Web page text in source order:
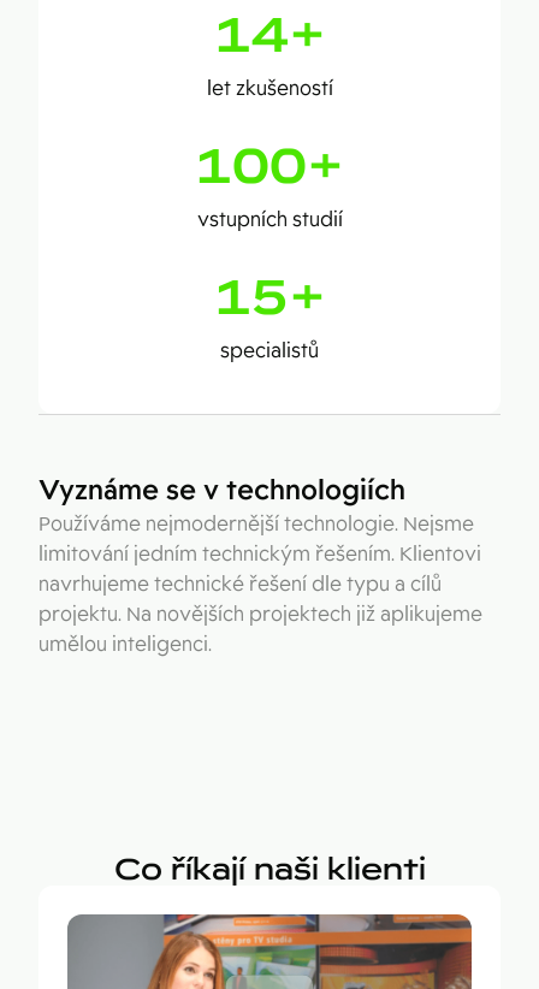
14+
let zkušeností
100+
vstupních studií
15+
specialistů
Vyznáme se v technologiích
Používáme nejmodernější technologie. Nejsme
limitování jedním technickým řešením. Klientovi
navrhujeme technické řešení dle typu a cílů
projektu. Na novějších projektech již aplikujeme
umělou inteligenci.
Co říkají naši klienti